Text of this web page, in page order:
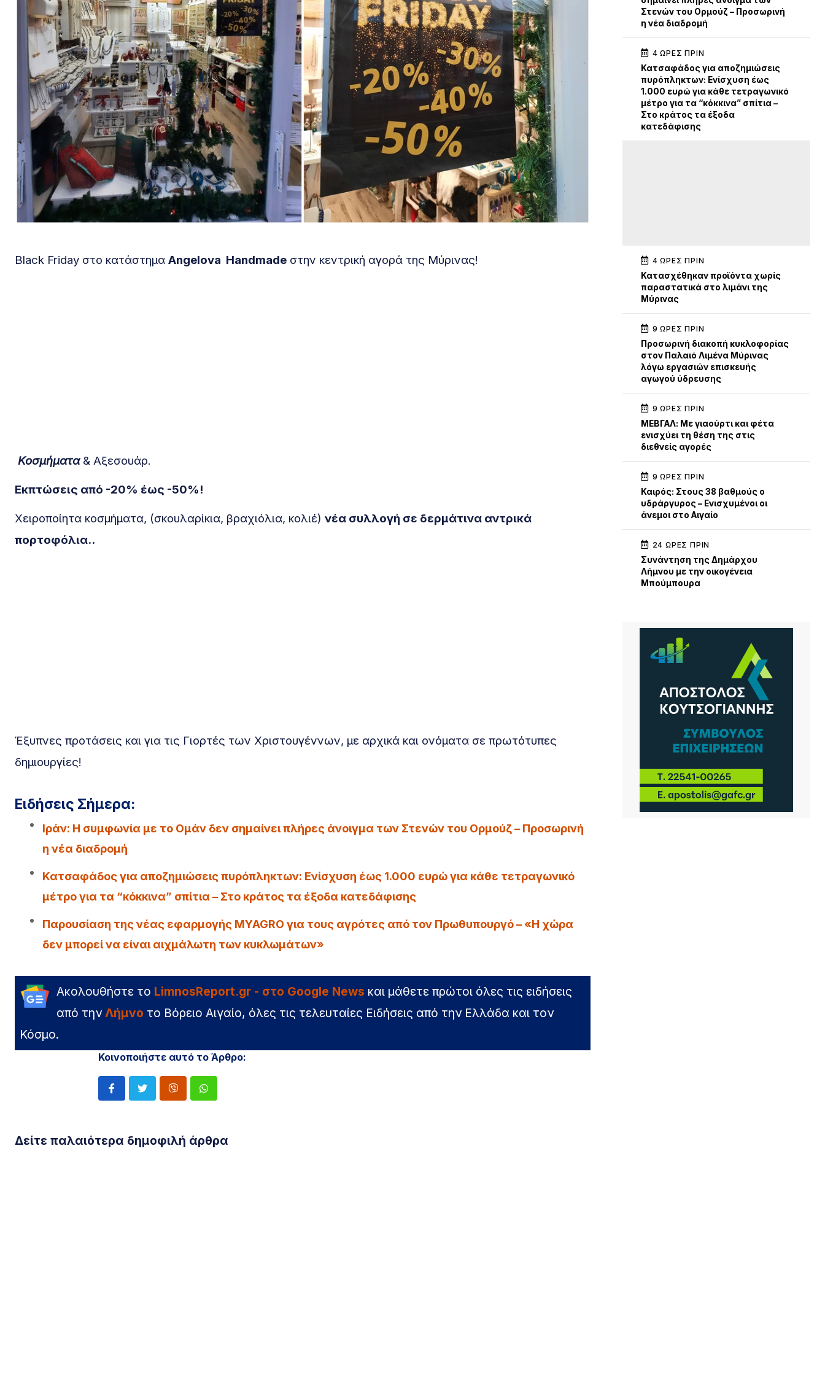
Black Friday στο κατάστημα Angelova Handmade στην κεντρική αγορά της Μύρινας!
Κοσμήματα& Αξεσουάρ.
Εκπτώσεις από -20% έως -50%!
Χειροποίητα κοσμήματα, (σκουλαρίκια, βραχιόλια, κολιέ) νέα συλλογή σε δερμάτινα αντρικά
πορτοφόλια..
Έξυπνες προτάσεις και για τις Γιορτές των Χριστουγέννων, με αρχικά και ονόματα σε πρωτότυπες
δημιουργίες!
Ειδήσεις Σήμερα:
Iράν: Η συμφωνία με το Ομάν δεν σημαίνει πλήρες άνοιγμα των Στενών του Ορμούζ – Προσωρινή
η νέα διαδρομή
Κατσαφάδος για αποζημιώσεις πυρόπληκτων: Ενίσχυση έως 1.000 ευρώ για κάθε τετραγωνικό
μέτρο για τα “κόκκινα” σπίτια – Στο κράτος τα έξοδα κατεδάφισης
Παρουσίαση της νέας εφαρμογής MYAGRO για τους αγρότες από τον Πρωθυπουργό – «Η χώρα
δεν μπορεί να είναι αιχμάλωτη των κυκλωμάτων»
Ακολουθήστε το LimnosReport.gr - στο Google News και μάθετε πρώτοι όλες τις ειδήσεις
από την Λήμνο το Βόρειο Αιγαίο, όλες τις τελευταίες Ειδήσεις από την Ελλάδα και τον
Κόσμο.
Κοινοποιήστε αυτό το Άρθρο:
Δείτε παλαιότερα δημοφιλή άρθρα
Στενών του Ορμούζ – Προσωρινή
η νέα διαδρομή
4 ΏΡΕΣ ΠΡΙΝ
Κατσαφάδος για αποζημιώσεις
πυρόπληκτων: Ενίσχυση έως
1.000 ευρώ για κάθε τετραγωνικό
μέτρο για τα “κόκκινα” σπίτια –
Στο κράτος τα έξοδα
κατεδάφισης
4 ΏΡΕΣ ΠΡΙΝ
Κατασχέθηκαν προϊόντα χωρίς
παραστατικά στο λιμάνι της
Μύρινας
9 ΏΡΕΣ ΠΡΙΝ
Προσωρινή διακοπή κυκλοφορίας
στον Παλαιό Λιμένα Μύρινας
λόγω εργασιών επισκευής
αγωγού ύδρευσης
9 ΏΡΕΣ ΠΡΙΝ
ΜΕΒΓΑΛ: Με γιαούρτι και φέτα
ενισχύει τη θέση της στις
διεθνείς αγορές
9 ΏΡΕΣ ΠΡΙΝ
Καιρός: Στους 38 βαθμούς ο
υδράργυρος – Ενισχυμένοι οι
άνεμοι στο Αιγαίο
24 ΏΡΕΣ ΠΡΙΝ
Συνάντηση της Δημάρχου
Λήμνου με την οικογένεια
Μπούμπουρα